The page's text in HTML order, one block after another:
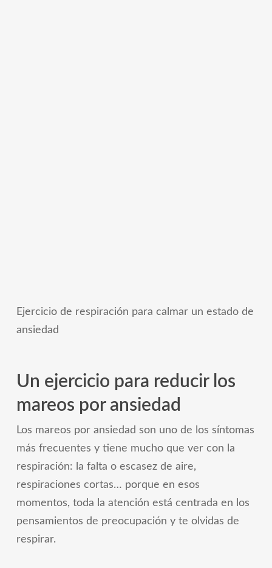
Ejercicio de respiración para calmar un estado de
ansiedad
Un ejercicio para reducir los
mareos por ansiedad
Los mareos por ansiedad son uno de los síntomas
más frecuentes y tiene mucho que ver con la
respiración: la falta o escasez de aire,
respiraciones cortas… porque en esos
momentos, toda la atención está centrada en los
pensamientos de preocupación y te olvidas de
respirar.